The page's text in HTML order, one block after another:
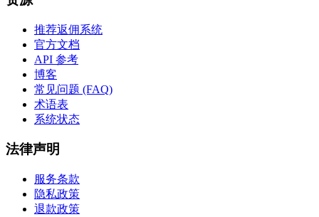
推荐返佣系统
官方文档
API 参考
博客
常见问题 (FAQ)
术语表
系统状态
法律声明
服务条款
隐私政策
退款政策